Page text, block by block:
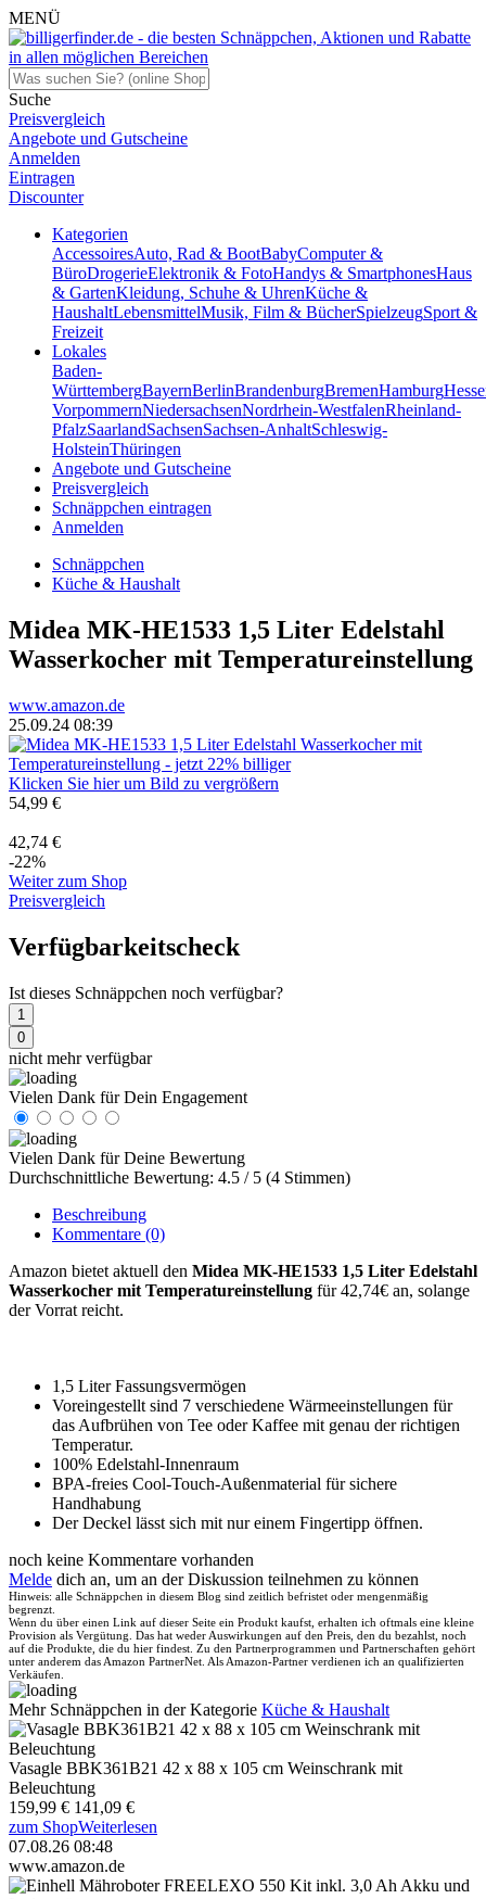
MENÜ
Suche
Preisvergleich
Angebote und Gutscheine
Anmelden
Eintragen
Discounter
Kategorien
AccessoiresAuto, Rad & BootBabyComputer &
BüroDrogerieElektronik & FotoHandys & SmartphonesHaus
& GartenKleidung, Schuhe & UhrenKüche &
HaushaltLebensmittelMusik, Film & BücherSpielzeugSport &
Freizeit
Lokales
Baden-
WürttembergBayernBerlinBrandenburgBremenHamburg
VorpommernNiedersachsenNordrhein-WestfalenRheinland-
PfalzSaarlandSachsenSachsen-AnhaltSchleswig-
HolsteinThüringen
Angebote und Gutscheine
Preisvergleich
Schnäppchen eintragen
Anmelden
Schnäppchen
Küche & Haushalt
Midea MK-HE1533 1,5 Liter Edelstahl
Wasserkocher mit Temperatureinstellung
www.amazon.de
25.09.24 08:39
Klicken Sie hier um Bild zu vergrößern
54,99 €
42,74 €
-22%
Weiter zum Shop
Preisvergleich
Verfügbarkeitscheck
Ist dieses Schnäppchen noch verfügbar?
1
0
nicht mehr verfügbar
Vielen Dank für Dein Engagement
Vielen Dank für Deine Bewertung
Durchschnittliche Bewertung: 4.5 / 5 (4 Stimmen)
Beschreibung
Kommentare (0)
Amazon bietet aktuell den Midea MK-HE1533 1,5 Liter Edelstahl
Wasserkocher mit Temperatureinstellung für 42,74€ an, solange
der Vorrat reicht.
1,5 Liter Fassungsvermögen
Voreingestellt sind 7 verschiedene Wärmeeinstellungen für
das Aufbrühen von Tee oder Kaffee mit genau der richtigen
Temperatur.
100% Edelstahl-Innenraum
BPA-freies Cool-Touch-Außenmaterial für sichere
Handhabung
Der Deckel lässt sich mit nur einem Fingertipp öffnen.
noch keine Kommentare vorhanden
Melde dich an, um an der Diskussion teilnehmen zu können
Hinweis: alle Schnäppchen in diesem Blog sind zeitlich befristet oder mengenmäßig
begrenzt.
Wenn du über einen Link auf dieser Seite ein Produkt kaufst, erhalten ich oftmals eine kleine
Provision als Vergütung. Das hat weder Auswirkungen auf den Preis, den du bezahlst, noch
auf die Produkte, die du hier findest. Zu den Partnerprogrammen und Partnerschaften gehört
unter anderem das Amazon PartnerNet. Als Amazon-Partner verdienen ich an qualifizierten
Verkäufen.
Mehr Schnäppchen in der Kategorie Küche & Haushalt
Vasagle BBK361B21 42 x 88 x 105 cm Weinschrank mit
Beleuchtung
159,99 € 141,09 €
zum ShopWeiterlesen
07.08.26 08:48
www.amazon.de